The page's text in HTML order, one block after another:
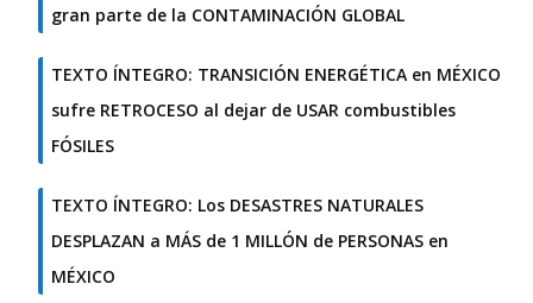
gran parte de la CONTAMINACIÓN GLOBAL
TEXTO ÍNTEGRO: TRANSICIÓN ENERGÉTICA en MÉXICO
sufre RETROCESO al dejar de USAR combustibles
FÓSILES
TEXTO ÍNTEGRO: Los DESASTRES NATURALES
DESPLAZAN a MÁS de 1 MILLÓN de PERSONAS en
MÉXICO